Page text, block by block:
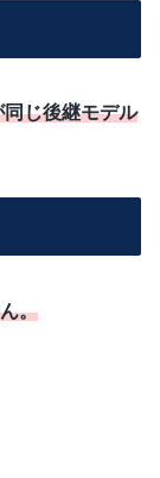
じ後継モデル
。